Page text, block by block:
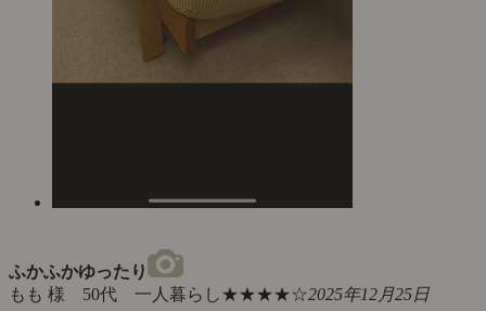
ふかふかゆったり
もも 様 50代 一人暮らし★★★★☆2025年12月25日